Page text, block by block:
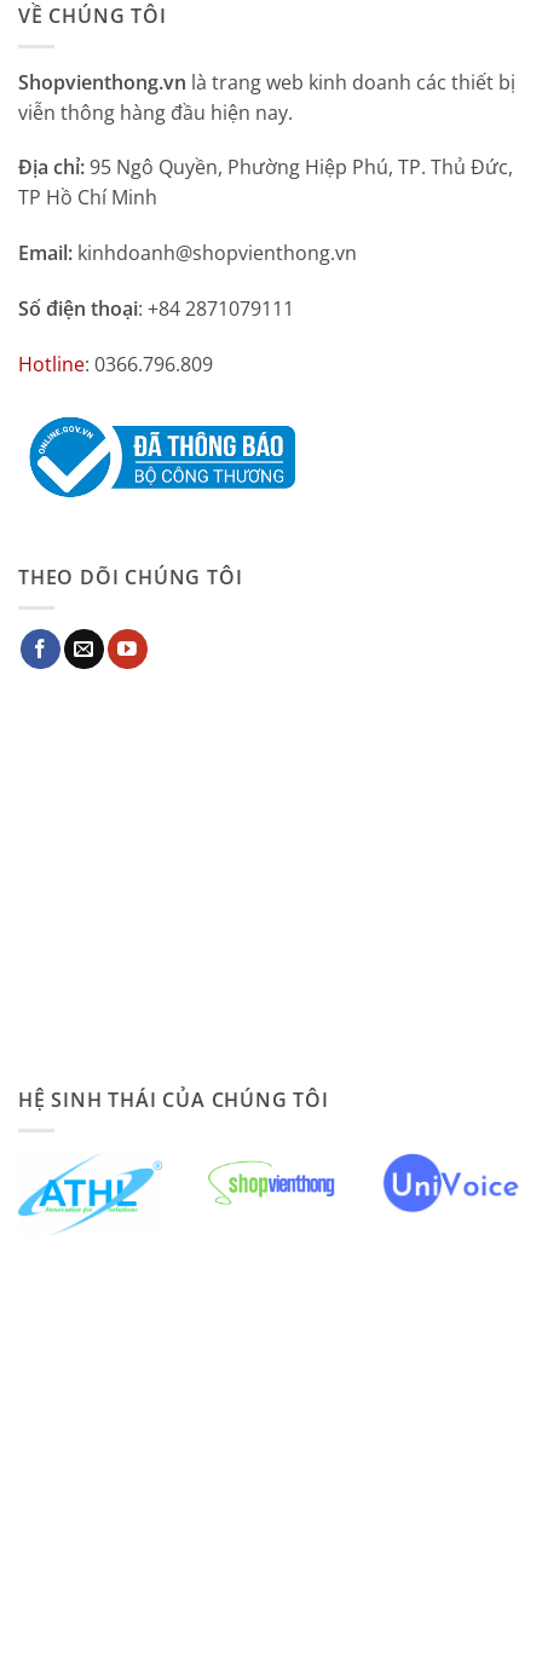
VỀ CHÚNG TÔI
Shopvienthong.vn là trang web kinh doanh các thiết bị
viễn thông hàng đầu hiện nay.
Địa chỉ:95 Ngô Quyền, Phường Hiệp Phú, TP. Thủ Đức,
TP Hồ Chí Minh
Email: kinhdoanh@shopvienthong.vn
Số điện thoại: +84 2871079111
Hotline: 0366.796.809
THEO DÕI CHÚNG TÔI
HỆ SINH THÁI CỦA CHÚNG TÔI